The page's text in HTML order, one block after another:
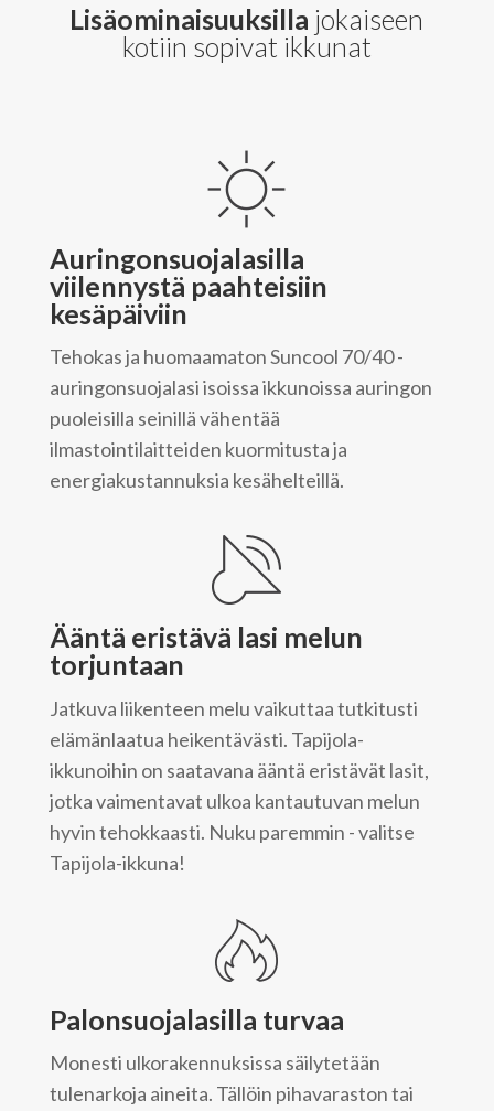
Lisäominaisuuksilla jokaiseen
kotiin sopivat ikkunat
Auringonsuojalasilla
viilennystä paahteisiin
kesäpäiviin
Tehokas ja huomaamaton Suncool 70/40 -
auringonsuojalasi isoissa ikkunoissa auringon
puoleisilla seinillä vähentää
ilmastointilaitteiden kuormitusta ja
energiakustannuksia kesähelteillä.
Ääntä eristävä lasi melun
torjuntaan
Jatkuva liikenteen melu vaikuttaa tutkitusti
elämänlaatua heikentävästi. Tapijola-
ikkunoihin on saatavana ääntä eristävät lasit,
jotka vaimentavat ulkoa kantautuvan melun
hyvin tehokkaasti. Nuku paremmin - valitse
Tapijola-ikkuna!
Palonsuojalasilla turvaa
Monesti ulkorakennuksissa säilytetään
tulenarkoja aineita. Tällöin pihavaraston tai